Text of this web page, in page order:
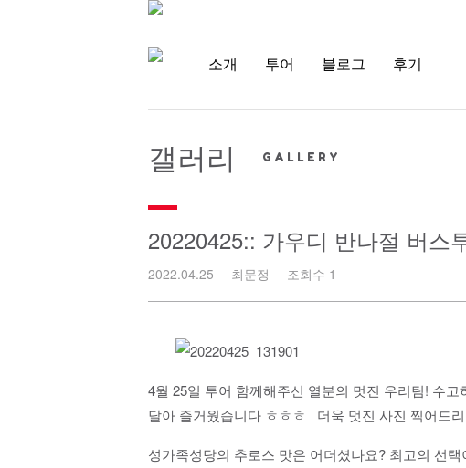
소개 투어 블로그 후기
갤러리
20220425:: 가우디 반나절 버스
2022.04.25 최문정 조회수 1
4월 25일 투어 함께해주신 열분의 멋진 우리팀! 수
달아 즐거웠습니다 ㅎㅎㅎ 더욱 멋진 사진 찍어드
성가족성당의 추로스 맛은 어더셨나요? 최고의 선